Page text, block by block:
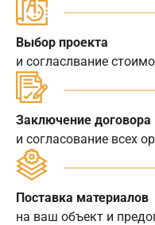
Выбор проекта
и согласлвание
Заключение договора
и согласование всех
Поставка материалов
на ваш объект и